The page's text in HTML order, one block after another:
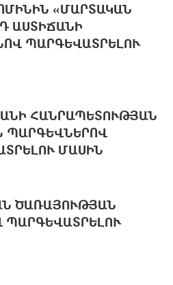
«ՄԱՐՏԱԿԱՆ
ԱՍՏԻՃԱՆԻ
ՊԱՐԳԵՎԱՏՐԵԼՈՒ
ՀԱՆՐԱՊԵՏՈՒԹՅԱՆ
ՊԱՐԳԵՎՆԵՐՈՎ
ՄԱՍԻՆ
ԾԱՌԱՅՈՒԹՅԱՆ
ՊԱՐԳԵՎԱՏՐԵԼՈՒ